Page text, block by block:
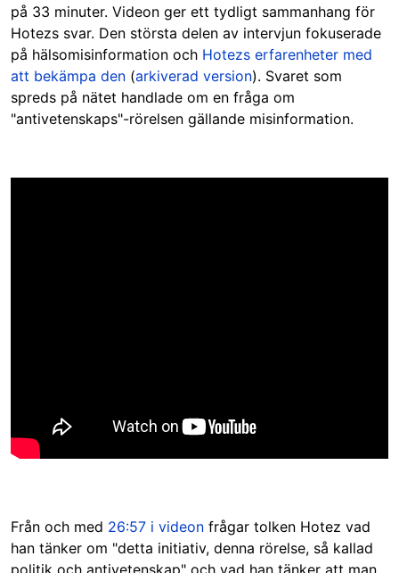
på 33 minuter. Videon ger ett tydligt sammanhang för
Hotezs svar. Den största delen av intervjun fokuserade
på hälsomisinformation och Hotezs erfarenheter med
att bekämpa den (arkiverad version). Svaret som
spreds på nätet handlade om en fråga om
"antivetenskaps"-rörelsen gällande misinformation.
Från och med 26:57 i videon frågar tolken Hotez vad
han tänker om "detta initiativ, denna rörelse, så kallad
politik och antivetenskap" och vad han tänker att man